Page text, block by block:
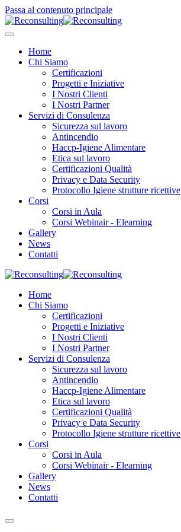
Passa al contenuto principale
Home
Chi Siamo
Certificazioni
Progetti e Iniziative
I Nostri Clienti
I Nostri Partner
Servizi di Consulenza
Sicurezza sul lavoro
Antincendio
Haccp-Igiene Alimentare
Etica sul lavoro
Certificazioni Qualità
Privacy e Data Security
Protocollo Igiene strutture ricettive
Corsi
Corsi in Aula
Corsi Webinair - Elearning
Gallery
News
Contatti
Home
Chi Siamo
Certificazioni
Progetti e Iniziative
I Nostri Clienti
I Nostri Partner
Servizi di Consulenza
Sicurezza sul lavoro
Antincendio
Haccp-Igiene Alimentare
Etica sul lavoro
Certificazioni Qualità
Privacy e Data Security
Protocollo Igiene strutture ricettive
Corsi
Corsi in Aula
Corsi Webinair - Elearning
Gallery
News
Contatti